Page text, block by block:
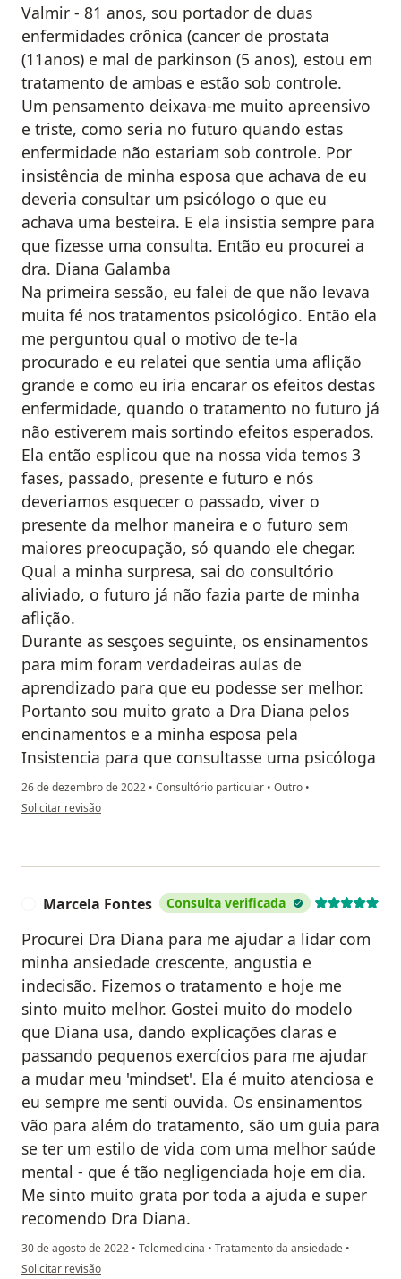
Valmir - 81 anos, sou portador de duas
enfermidades crônica (cancer de prostata
(11anos) e mal de parkinson (5 anos), estou em
tratamento de ambas e estão sob controle.
Um pensamento deixava-me muito apreensivo
e triste, como seria no futuro quando estas
enfermidade não estariam sob controle. Por
insistência de minha esposa que achava de eu
deveria consultar um psicólogo o que eu
achava uma besteira. E ela insistia sempre para
que fizesse uma consulta. Então eu procurei a
dra. Diana Galamba
Na primeira sessão, eu falei de que não levava
muita fé nos tratamentos psicológico. Então ela
me perguntou qual o motivo de te-la
procurado e eu relatei que sentia uma aflição
grande e como eu iria encarar os efeitos destas
enfermidade, quando o tratamento no futuro já
não estiverem mais sortindo efeitos esperados.
Ela então esplicou que na nossa vida temos 3
fases, passado, presente e futuro e nós
deveriamos esquecer o passado, viver o
presente da melhor maneira e o futuro sem
maiores preocupação, só quando ele chegar.
Qual a minha surpresa, sai do consultório
aliviado, o futuro já não fazia parte de minha
aflição.
Durante as sesçoes seguinte, os ensinamentos
para mim foram verdadeiras aulas de
aprendizado para que eu podesse ser melhor.
Portanto sou muito grato a Dra Diana pelos
encinamentos e a minha esposa pela
Insistencia para que consultasse uma psicóloga
26 de dezembro de 2022 • Consultório particular • Outro •
na opinião do utilizador Valmir Henriques de Araújo
Solicitar revisão
Marcela Fontes Consulta verificada
Procurei Dra Diana para me ajudar a lidar com
minha ansiedade crescente, angustia e
indecisão. Fizemos o tratamento e hoje me
sinto muito melhor. Gostei muito do modelo
que Diana usa, dando explicações claras e
passando pequenos exercícios para me ajudar
a mudar meu 'mindset'. Ela é muito atenciosa e
eu sempre me senti ouvida. Os ensinamentos
vão para além do tratamento, são um guia para
se ter um estilo de vida com uma melhor saúde
mental - que é tão negligenciada hoje em dia.
Me sinto muito grata por toda a ajuda e super
recomendo Dra Diana.
30 de agosto de 2022 • Telemedicina • Tratamento da ansiedade •
na opinião do utilizador Marcela Fontes
Solicitar revisão